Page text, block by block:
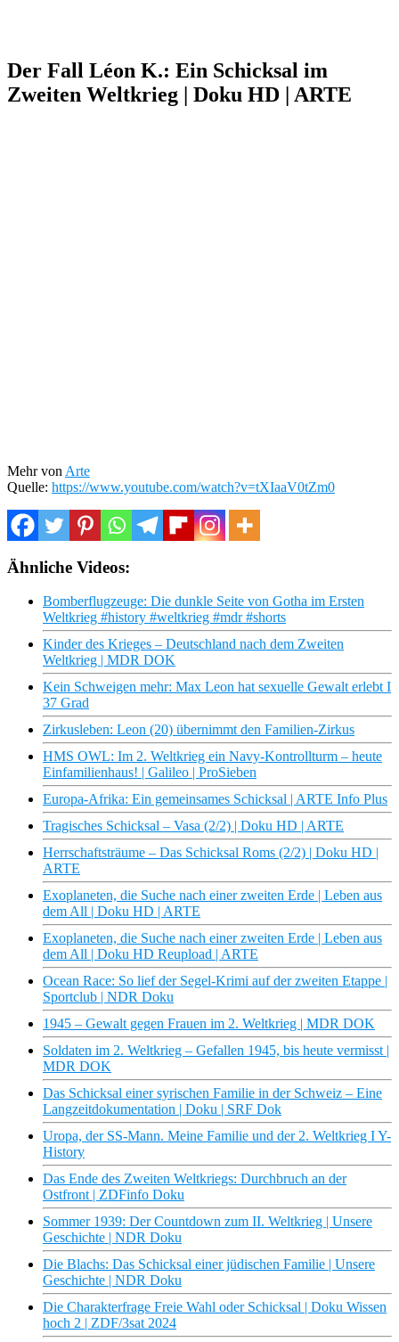
Der Fall Léon K.: Ein Schicksal im
Zweiten Weltkrieg | Doku HD | ARTE
Mehr von Arte
Quelle: https://www.youtube.com/watch?v=tXIaaV0tZm0
Ähnliche Videos:
Bomberflugzeuge: Die dunkle Seite von Gotha im Ersten
Weltkrieg #history #weltkrieg #mdr #shorts
Kinder des Krieges – Deutschland nach dem Zweiten
Weltkrieg | MDR DOK
Kein Schweigen mehr: Max Leon hat sexuelle Gewalt erlebt I
37 Grad
Zirkusleben: Leon (20) übernimmt den Familien-Zirkus
HMS OWL: Im 2. Weltkrieg ein Navy-Kontrollturm – heute
Einfamilienhaus! | Galileo | ProSieben
Europa-Afrika: Ein gemeinsames Schicksal | ARTE Info Plus
Tragisches Schicksal – Vasa (2/2) | Doku HD | ARTE
Herrschaftsträume – Das Schicksal Roms (2/2) | Doku HD |
ARTE
Exoplaneten, die Suche nach einer zweiten Erde | Leben aus
dem All | Doku HD | ARTE
Exoplaneten, die Suche nach einer zweiten Erde | Leben aus
dem All | Doku HD Reupload | ARTE
Ocean Race: So lief der Segel-Krimi auf der zweiten Etappe |
Sportclub | NDR Doku
1945 – Gewalt gegen Frauen im 2. Weltkrieg | MDR DOK
Soldaten im 2. Weltkrieg – Gefallen 1945, bis heute vermisst |
MDR DOK
Das Schicksal einer syrischen Familie in der Schweiz – Eine
Langzeitdokumentation | Doku | SRF Dok
Uropa, der SS-Mann. Meine Familie und der 2. Weltkrieg I Y-
History
Das Ende des Zweiten Weltkriegs: Durchbruch an der
Ostfront | ZDFinfo Doku
Sommer 1939: Der Countdown zum II. Weltkrieg | Unsere
Geschichte | NDR Doku
Die Blachs: Das Schicksal einer jüdischen Familie | Unsere
Geschichte | NDR Doku
Die Charakterfrage Freie Wahl oder Schicksal | Doku Wissen
hoch 2 | ZDF/3sat 2024